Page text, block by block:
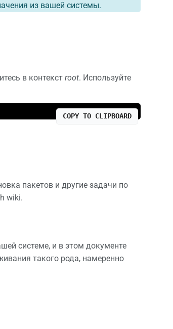
из вашей системы.
в контекст root. Используйте
COPY TO CLIPBOARD
пакетов и другие задачи по
wiki.
системе, и в этом документе
такого рода, намеренно